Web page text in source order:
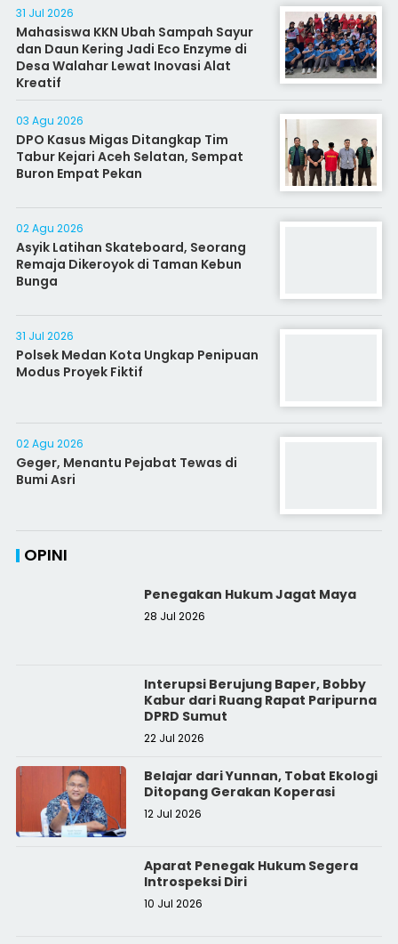
31 Jul 2026
Mahasiswa KKN Ubah Sampah Sayur
dan Daun Kering Jadi Eco Enzyme di
Desa Walahar Lewat Inovasi Alat
Kreatif
03 Agu 2026
DPO Kasus Migas Ditangkap Tim
Tabur Kejari Aceh Selatan, Sempat
Buron Empat Pekan
02 Agu 2026
Asyik Latihan Skateboard, Seorang
Remaja Dikeroyok di Taman Kebun
Bunga
31 Jul 2026
Polsek Medan Kota Ungkap Penipuan
Modus Proyek Fiktif
02 Agu 2026
Geger, Menantu Pejabat Tewas di
Bumi Asri
OPINI
Penegakan Hukum Jagat Maya
28 Jul 2026
Interupsi Berujung Baper, Bobby
Kabur dari Ruang Rapat Paripurna
DPRD Sumut
22 Jul 2026
Belajar dari Yunnan, Tobat Ekologi
Ditopang Gerakan Koperasi
12 Jul 2026
Aparat Penegak Hukum Segera
Introspeksi Diri
10 Jul 2026